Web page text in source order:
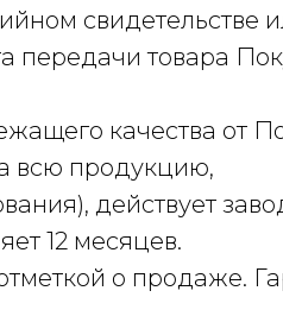
свидетельстве
передачи товара
качества от
всю продукцию,
действует
12 месяцев.
о продаже.